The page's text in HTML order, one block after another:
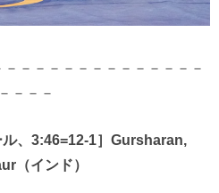
－－－－－－－－－－－－－
－－－
3:46=12-1］Gursharan,
（インド）